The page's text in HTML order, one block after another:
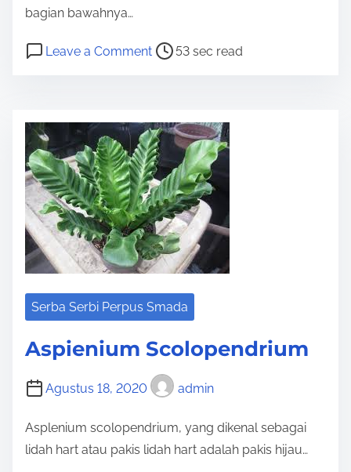
bagian bawahnya…
Leave a Commento
e
n
i
u
m
O
b
s
m
P
e
a
d
t
m
53 sec read
Serba Serbi Perpus Smada
Aspienium Scolopendrium
Agustus 18, 2020 admin
Asplenium scolopendrium, yang dikenal sebagai
lidah hart atau pakis lidah hart adalah pakis hijau…